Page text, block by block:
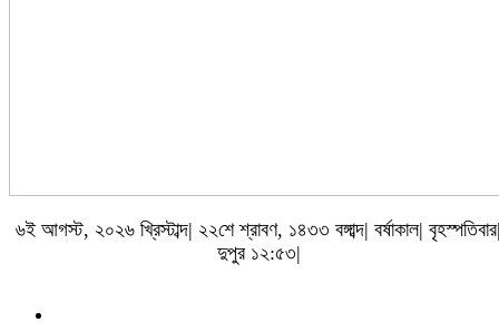
৬ই আগস্ট, ২০২৬ খ্রিস্টাব্দ| ২২শে শ্রাবণ, ১৪৩৩ বঙ্গাব্দ| বর্ষাকাল|
দুপুর ১২:৫৩|